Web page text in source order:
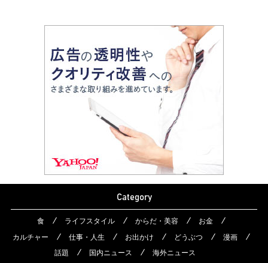
Category
食 ライフスタイル からだ・美容
お金
カルチャー
仕事・人生 お出かけ どうぶつ
漫画
話題
国内ニュース 海外ニュース